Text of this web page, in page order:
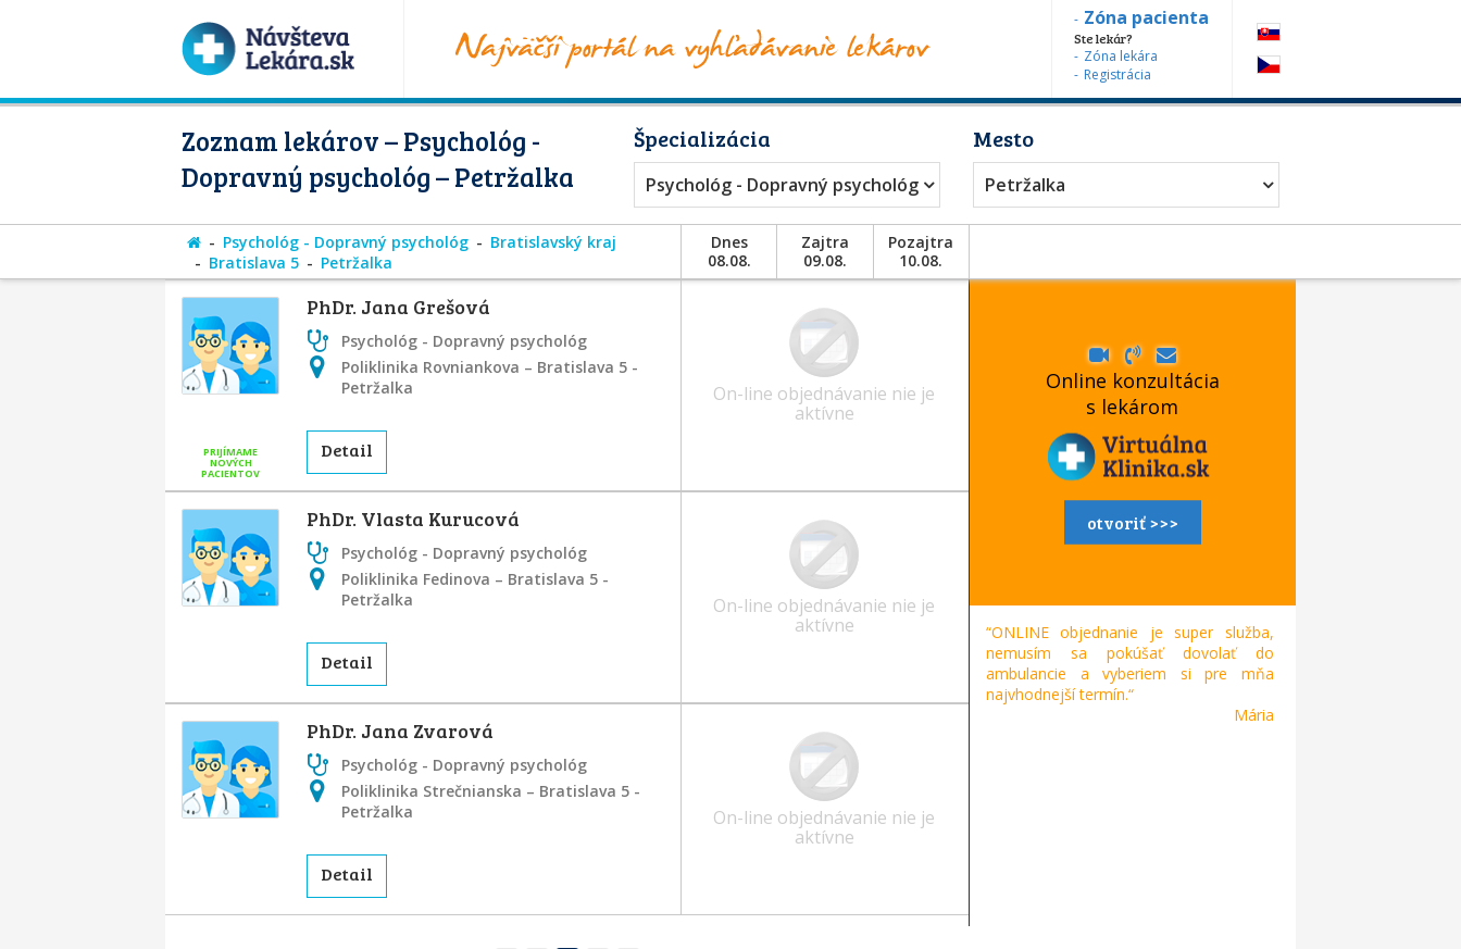
Zóna pacienta
Ste lekár?
Zóna lekára
Registrácia
Zoznam lekárov – Psychológ -
Dopravný psychológ – Petržalka
Špecializácia
Psychológ - Dopravný psychológ
Mesto
Petržalka
Psychológ - Dopravný psychológ
Bratislavský kraj
Bratislava 5
Petržalka
Dnes
08.08.
Zajtra
09.08.
Pozajtra
10.08.
PRIJÍMAME
NOVÝCH
PACIENTOV
PhDr. Jana Grešová
Psychológ - Dopravný psychológ
Poliklinika Rovniankova – Bratislava 5 -
Petržalka
Detail
On-line objednávanie nie je
aktívne
PhDr. Vlasta Kurucová
Psychológ - Dopravný psychológ
Poliklinika Fedinova – Bratislava 5 -
Petržalka
Detail
On-line objednávanie nie je
aktívne
PhDr. Jana Zvarová
Psychológ - Dopravný psychológ
Poliklinika Strečnianska – Bratislava 5 -
Petržalka
Detail
On-line objednávanie nie je
aktívne
Online konzultácia
s lekárom
otvoriť >>>
“ONLINE objednanie je super služba,
nemusím sa pokúšať dovolať do
ambulancie a vyberiem si pre mňa
najvhodnejší termín.“
Mária